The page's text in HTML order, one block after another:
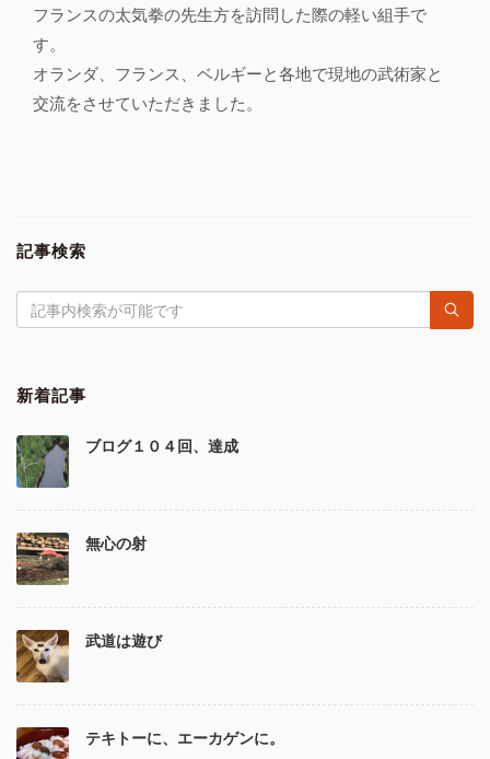
フランスの太気拳の先生方を訪問した際の軽い組手で
す。
オランダ、フランス、ベルギーと各地で現地の武術家と
交流をさせていただきました。
記事検索
新着記事
ブログ１０４回、達成
無心の射
武道は遊び
テキトーに、エーカゲンに。